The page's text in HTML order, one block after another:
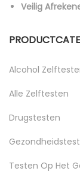
Veilig
Alcohol
Alle Zelftesten
Drugstesten
Testen Op Het